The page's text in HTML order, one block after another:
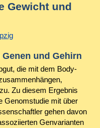
Gewicht und
und Gehirn
die mit dem Body-
Zu diesem Ergebnis
Genomstudie mit über
gehen davon
Genvarianten